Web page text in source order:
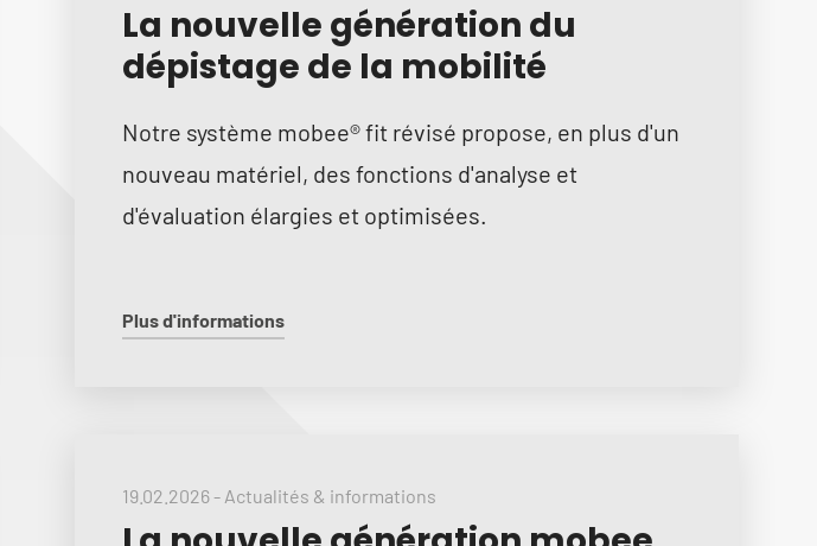
La nouvelle génération du
dépistage de la mobilité
Notre système mobee® fit révisé propose, en plus d'un
nouveau matériel, des fonctions d'analyse et
d'évaluation élargies et optimisées.
Plus d'informations
19.02.2026- Actualités & informations